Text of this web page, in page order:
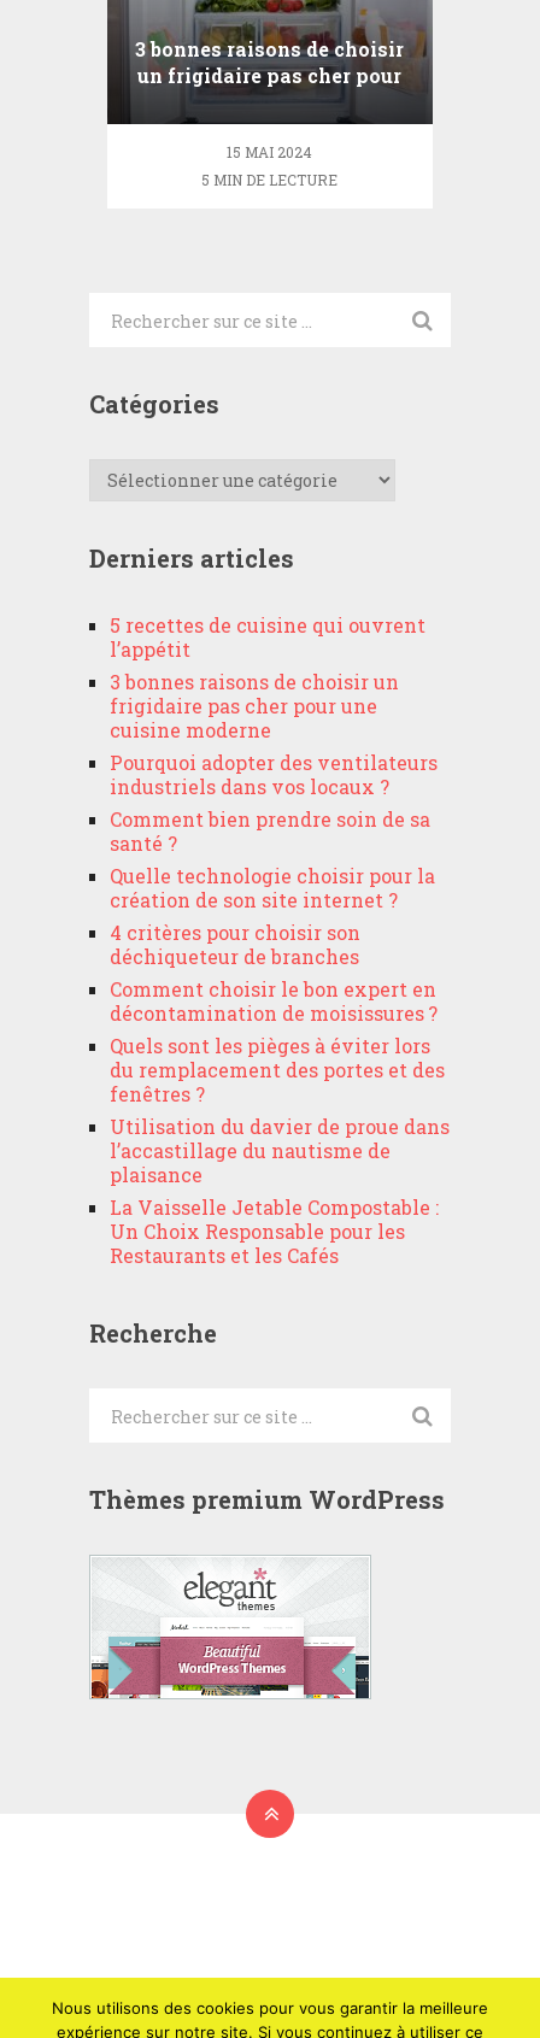
3 bonnes raisons de choisir
un frigidaire pas cher pour
une cuisine moderne
15 MAI 2024
5 MIN DE LECTURE
Catégories
Catégories
Derniers articles
5 recettes de cuisine qui ouvrent
l’appétit
3 bonnes raisons de choisir un
frigidaire pas cher pour une
cuisine moderne
Pourquoi adopter des ventilateurs
industriels dans vos locaux ?
Comment bien prendre soin de sa
santé ?
Quelle technologie choisir pour la
création de son site internet ?
4 critères pour choisir son
déchiqueteur de branches
Comment choisir le bon expert en
décontamination de moisissures ?
Quels sont les pièges à éviter lors
du remplacement des portes et des
fenêtres ?
Utilisation du davier de proue dans
l’accastillage du nautisme de
plaisance
La Vaisselle Jetable Compostable :
Un Choix Responsable pour les
Restaurants et les Cafés
Recherche
Thèmes premium WordPress
Nous utilisons des cookies pour vous garantir la meilleure
expérience sur notre site. Si vous continuez à utiliser ce